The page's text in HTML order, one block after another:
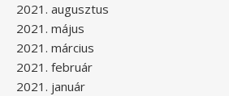
2021. augusztus
2021. május
2021. március
2021. február
2021. január